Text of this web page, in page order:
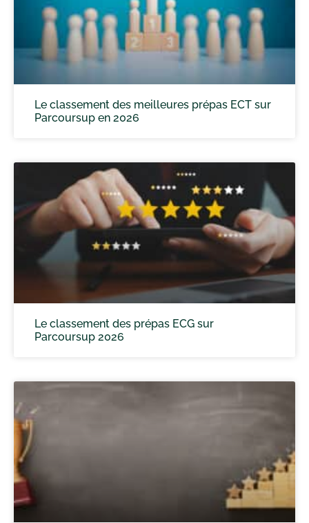
Le classement des meilleures prépas ECT sur
Parcoursup en 2026
Le classement des prépas ECG sur
Parcoursup 2026